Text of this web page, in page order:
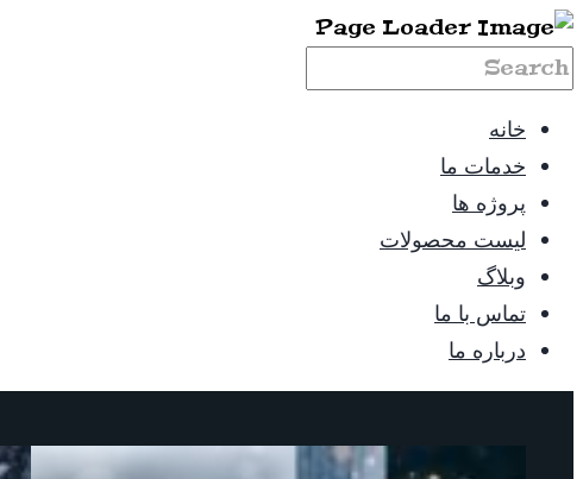
خانه
خدمات ما
پروژه ها
لیست محصولات
وبلاگ
تماس با ما
درباره ما